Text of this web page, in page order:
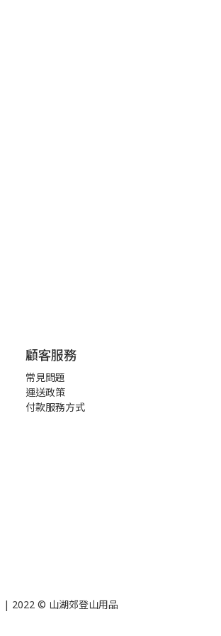
顧客服務
常見問題
運送政策
付款服務方式
| 2022 © 山湖郊登山用品